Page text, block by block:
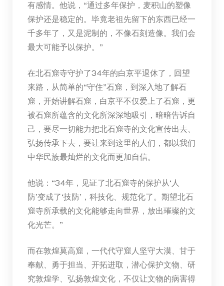
有感情。他说，“通过多年保护，麦积山的塑像
保护还是稳定的。毕竟老祖先留下的东西已经一
千多年了，又是泥制的，不像石刻造像。我们会
最大可能予以保护。”
在北石窟寺守护了34年的白京平退休了，回望
来路，从简单的“守住”石窟，到深入地了解石
窟，开始讲解石窟，白京平不仅爱上了石窟，更
被石窟所蕴含的文化所深深地吸引，暗暗告诉自
己，要尽一切能力把北石窟寺的文化宣传出去、
弘扬传承下去，要让来到这里的人们，都以我们
中华民族最灿烂的文化而更加自信。
他说：“34年，见证了北石窟寺的保护从‘人
防’变成了‘技防’，科技化、规范化了。期望北石
窟寺所承载的文化能够走向世界，放出璀璨的文
化光芒。”
而在敦煌莫高窟，一代代守窟人坚守大漠、甘于
奉献、勇于担当、开拓进取，潜心保护文物、研
究敦煌学、弘扬敦煌文化，不仅让文物的病害得